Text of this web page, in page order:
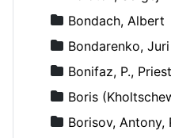
Bondach, Albert
Bondarenko, Juri
Bonifaz, P.,
Boris
Borisov, Antony,